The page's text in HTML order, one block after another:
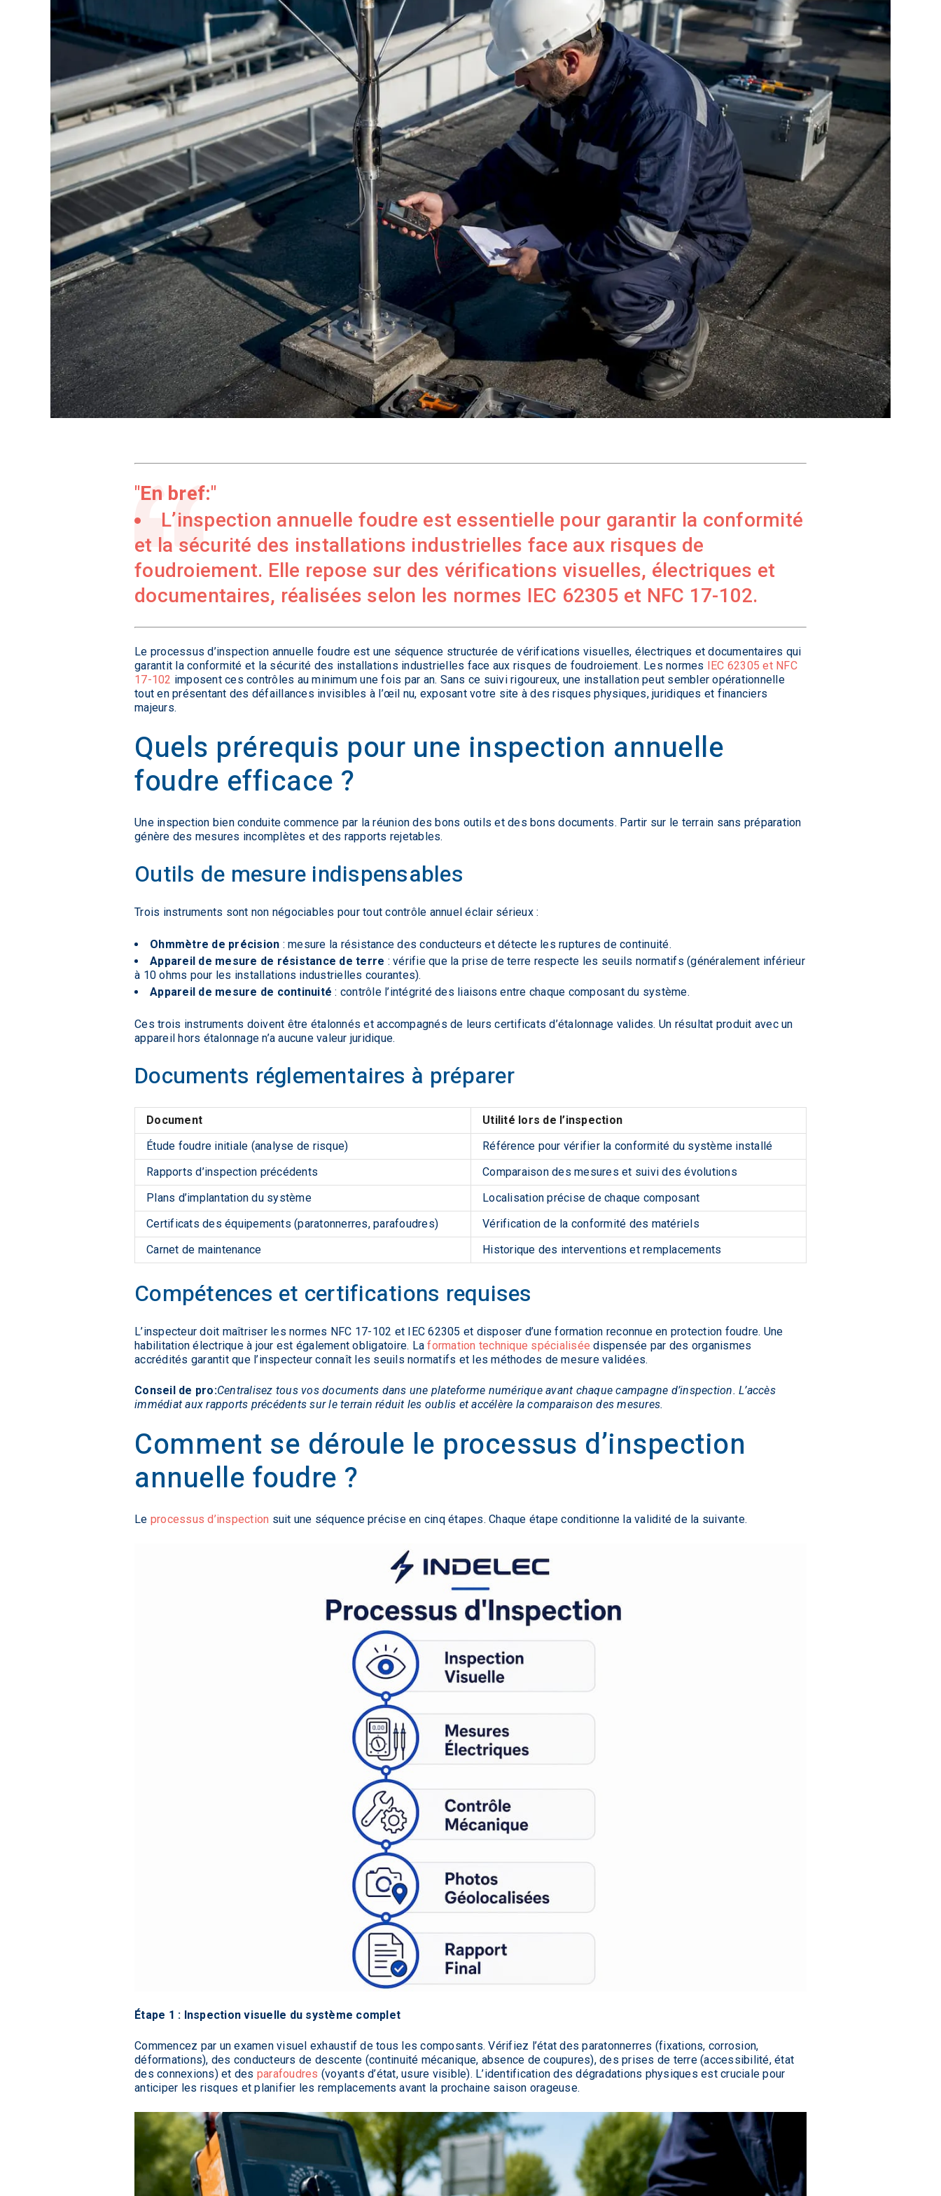
En bref:
L’inspection annuelle foudre est essentielle pour garantir la conformité
et la sécurité des installations industrielles face aux risques de
foudroiement. Elle repose sur des vérifications visuelles, électriques et
documentaires, réalisées selon les normes IEC 62305 et NFC 17-102.
Le processus d’inspection annuelle foudre est une séquence structurée de vérifications visuelles, électriques et documentaires qui
garantit la conformité et la sécurité des installations industrielles face aux risques de foudroiement. Les normes
IEC 62305 et NFC
17-102 imposent ces contrôles au minimum une fois par an. Sans ce suivi rigoureux, une installation peut sembler opérationnelle
tout en présentant des défaillances invisibles à l’œil nu, exposant votre site à des risques physiques, juridiques et financiers
majeurs.
Quels prérequis pour une inspection annuelle
foudre efficace ?
Une inspection bien conduite commence par la réunion des bons outils et des bons documents. Partir sur le terrain sans préparation
génère des mesures incomplètes et des rapports rejetables.
Outils de mesure indispensables
Trois instruments sont non négociables pour tout contrôle annuel éclair sérieux :
Ohmmètre de précision : mesure la résistance des conducteurs et détecte les ruptures de continuité.
Appareil de mesure de résistance de terre : vérifie que la prise de terre respecte les seuils normatifs (généralement inférieur
à 10 ohms pour les installations industrielles courantes).
Appareil de mesure de continuité : contrôle l’intégrité des liaisons entre chaque composant du système.
Ces trois instruments doivent être étalonnés et accompagnés de leurs certificats d’étalonnage valides. Un résultat produit avec un
appareil hors étalonnage n’a aucune valeur juridique.
Documents réglementaires à préparer
Document
Utilité lors de l’inspection
Étude foudre initiale (analyse de risque)
Référence pour vérifier la conformité du système installé
Rapports d’inspection précédents
Comparaison des mesures et suivi des évolutions
Plans d’implantation du système
Localisation précise de chaque composant
Certificats des équipements (paratonnerres, parafoudres)
Vérification de la conformité des matériels
Carnet de maintenance
Historique des interventions et remplacements
Compétences et certifications requises
L’inspecteur doit maîtriser les normes NFC 17-102 et IEC 62305 et disposer d’une formation reconnue en protection foudre. Une
habilitation électrique à jour est également obligatoire. Laformation technique spécialisée dispensée par des organismes
accrédités garantit que l’inspecteur connaît les seuils normatifs et les méthodes de mesure validées.
Conseil de pro:Centralisez tous vos documents dans une plateforme numérique avant chaque campagne d’inspection. L’accès
immédiat aux rapports précédents sur le terrain réduit les oublis et accélère la comparaison des mesures.
Comment se déroule le processus d’inspection
annuelle foudre ?
Le processus d’inspection suit une séquence précise en cinq étapes. Chaque étape conditionne la validité de la suivante.
Étape 1 : Inspection visuelle du système complet
Commencez par un examen visuel exhaustif de tous les composants. Vérifiez l’état des paratonnerres (fixations, corrosion,
déformations), des conducteurs de descente (continuité mécanique, absence de coupures), des prises de terre (accessibilité, état
des connexions) et des parafoudres (voyants d’état, usure visible). L’identification des dégradations physiques est cruciale pour
anticiper les risques et planifier les remplacements avant la prochaine saison orageuse.